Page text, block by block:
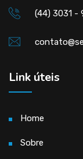
(44) 3031 -
Link úteis
Home
Sobre